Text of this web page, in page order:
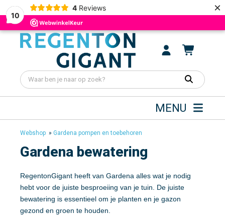
10
4 Reviews ×
MENU
Webshop » Gardena pompen en toebehoren
Gardena bewatering
RegentonGigant heeft van Gardena alles wat je nodig
hebt voor de juiste besproeiing van je tuin. De juiste
bewatering is essentieel om je planten en je gazon
gezond en groen te houden.